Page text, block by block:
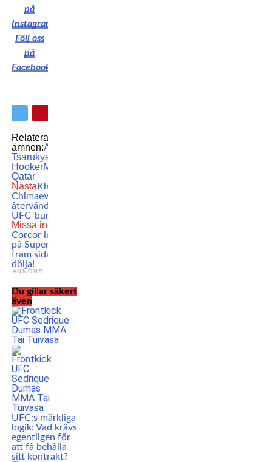
på
Instagram
Följ oss
på
Facebook
Relaterade
ämnen:Arman
Tsarukyan
HookerMMA
Qatar
Nästa Khamzat
Chimaev avslöjar: DÅ
återvänder jag till
UFC-buren
Missa inte
Corcor inför derbyt
på Superior: Ska ta
fram sidan jag tvingas
dölja!
ANNONS
Du gillar säkert
även
UFC:s märkliga
logik: Vad krävs
egentligen för
att få behålla
sitt kontrakt?